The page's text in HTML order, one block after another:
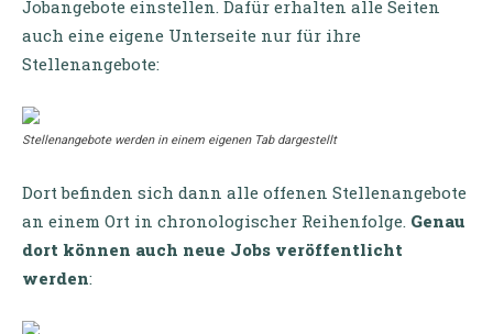
Jobangebote einstellen. Dafür erhalten alle Seiten
auch eine eigene Unterseite nur für ihre
Stellenangebote:
Stellenangebote werden in einem eigenen Tab dargestellt
Dort befinden sich dann alle offenen Stellenangebote
an einem Ort in chronologischer Reihenfolge. Genau
dort können auch neue Jobs veröffentlicht
werden: